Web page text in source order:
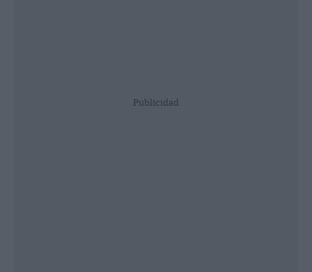
Publicidad